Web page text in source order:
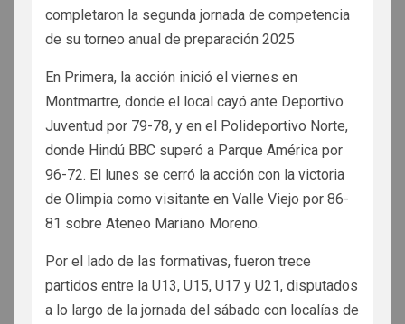
completaron la segunda jornada de competencia
de su torneo anual de preparación 2025
En Primera, la acción inició el viernes en
Montmartre, donde el local cayó ante Deportivo
Juventud por 79-78, y en el Polideportivo Norte,
donde Hindú BBC superó a Parque América por
96-72. El lunes se cerró la acción con la victoria
de Olimpia como visitante en Valle Viejo por 86-
81 sobre Ateneo Mariano Moreno.
Por el lado de las formativas, fueron trece
partidos entre la U13, U15, U17 y U21, disputados
a lo largo de la jornada del sábado con localías de